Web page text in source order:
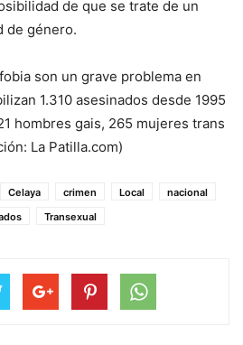
de que se trate de un
de género.
son un grave problema en
1.310 asesinados desde 1995
hombres gais, 265 mujeres trans
La Patilla.com)
Celaya crimen Local
nacional
Transexual